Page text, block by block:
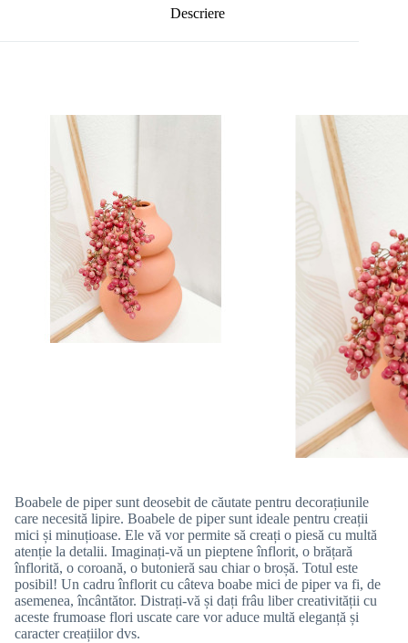
Descriere
Boabele de piper sunt deosebit de căutate pentru decorațiunile
care necesită lipire. Boabele de piper sunt ideale pentru creații
mici și minuțioase. Ele vă vor permite să creați o piesă cu multă
atenție la detalii. Imaginați-vă un pieptene înflorit, o brățară
înflorită, o coroană, o butonieră sau chiar o broșă. Totul este
posibil! Un cadru înflorit cu câteva boabe mici de piper va fi, de
asemenea, încântător. Distrați-vă și dați frâu liber creativității cu
aceste frumoase flori uscate care vor aduce multă eleganță și
caracter creațiilor dvs.